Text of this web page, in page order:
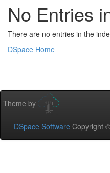
No Entries
There are no entries in the
DSpace Home
Theme by
DSpace Software Copyright